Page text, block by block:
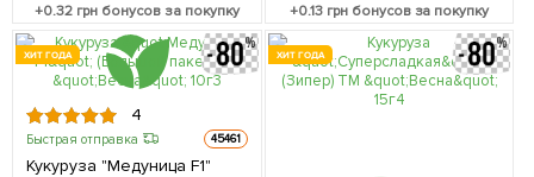
+0.32 грн бонусов за покупку +0.13грн бонусов за покупку
ХИТ ГОДА
4
Быстрая отправка 45461
Кукуруза "Медуница F1"
ХИТ ГОДА